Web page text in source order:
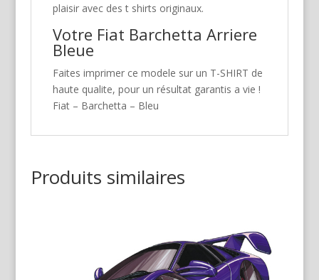
plaisir avec des t shirts originaux.
Votre Fiat Barchetta Arriere
Bleue
Faites imprimer ce modele sur un T-SHIRT de
haute qualite, pour un résultat garantis a vie !
Fiat – Barchetta – Bleu
Produits similaires